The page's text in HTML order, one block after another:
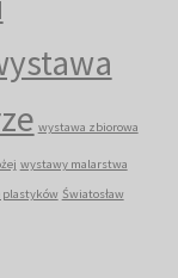
wystawa zbiorowa
wystawy malarstwa
plastyków Światosław